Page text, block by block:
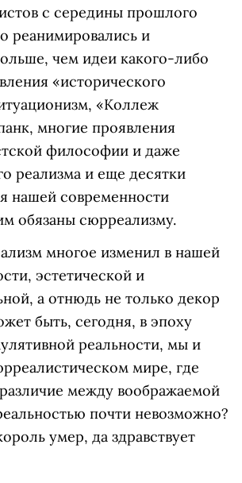
с середины прошлого
реанимировались и
чем идеи какого-либо
«исторического
«Коллеж
многие проявления
философии и даже
реализма и еще десятки
нашей современности
обязаны сюрреализму.
многое изменил в нашей
эстетической и
а отнюдь не только декор
быть, сегодня, в эпоху
реальности, мы и
мире, где
между воображаемой
почти невозможно?
умер, да здравствует